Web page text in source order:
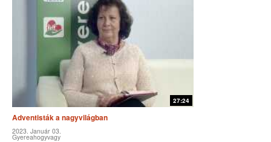
27:24
Adventisták a nagyvilágban
2023. Január 03.
Gyereahogyvagy